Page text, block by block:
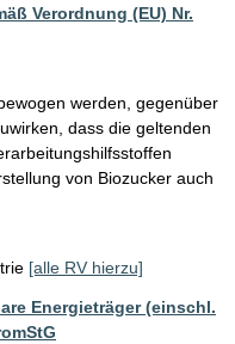
Verordnung (EU) Nr.
werden, gegenüber
dass die geltenden
von Biozucker auch
[alle RV hierzu]
Energieträger (einschl.